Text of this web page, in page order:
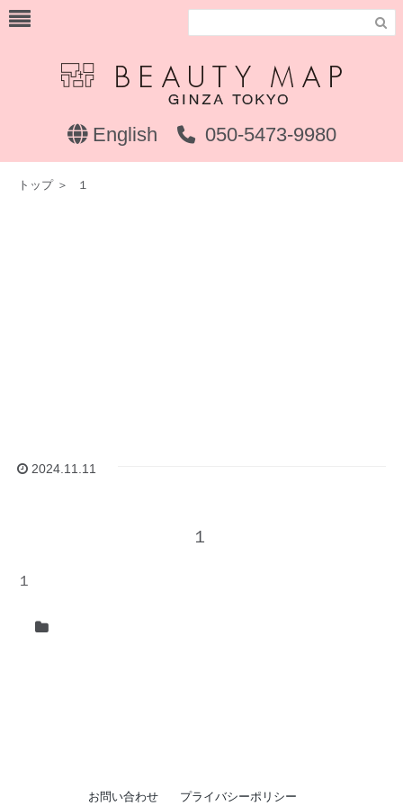

English 050-5473-9980
トップ＞ １
2024.11.11
１
１
お問い合わせ プライバシーポリシー